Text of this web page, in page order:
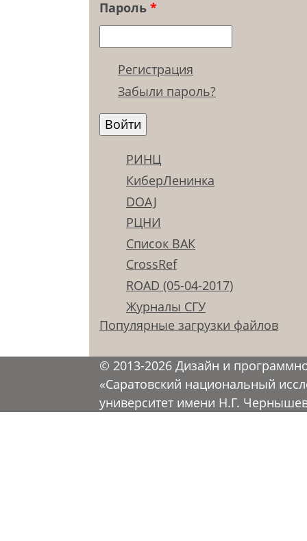
Пароль *
Регистрация
Забыли пароль?
РИНЦ
КиберЛенинка
DOAJ
РЦНИ
Список ВАК
CrossRef
ROAD (05-04-2017)
Журналы СГУ
Популярные загрузки файлов
© 2013-2026 Дизайн и
«Саратовский национальный
университет имени Н.Г.